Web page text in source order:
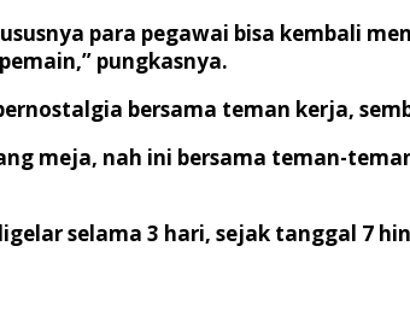
para pegawai bisa kembali
pungkasnya.
bersama teman kerja,
meja, nah ini bersama teman-
selama 3 hari, sejak tanggal 7